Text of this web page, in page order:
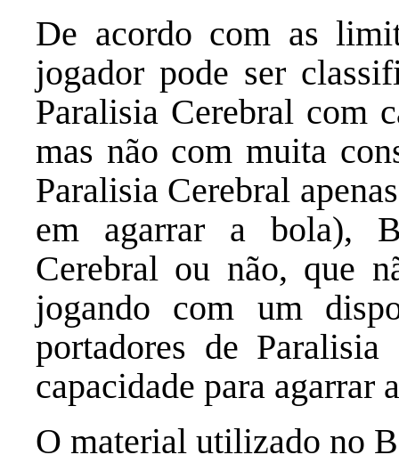
De acordo com as
jogador pode ser
Paralisia Cerebral com
mas não com muita
Paralisia Cerebral
em agarrar a bola),
Cerebral ou não, que
jogando com um
portadores de
capacidade para agarrar
O material utilizado no